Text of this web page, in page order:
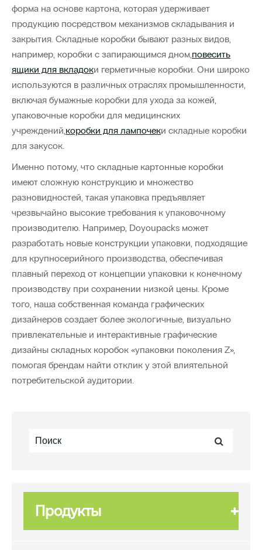
форма на основе картона, которая удерживает
продукцию посредством механизмов складывания и
закрытия. Складные коробки бывают разных видов,
например, коробки с запирающимся дном,повесить
ящики для вкладоки герметичные коробки. Они широко
используются в различных отраслях промышленности,
включая бумажные коробки для ухода за кожей,
упаковочные коробки для медицинских
учреждений,коробки для лампочеки складные коробки
для закусок.
Именно потому, что складные картонные коробки
имеют сложную конструкцию и множество
разновидностей, такая упаковка предъявляет
чрезвычайно высокие требования к упаковочному
производителю. Например, Doyoupacks может
разработать новые конструкции упаковки, подходящие
для крупносерийного производства, обеспечивая
плавный переход от концепции упаковки к конечному
производству при сохранении низкой цены. Кроме
того, наша собственная команда графических
дизайнеров создает более экологичные, визуально
привлекательные и интерактивные графические
дизайны складных коробок «упаковки поколения Z»,
помогая брендам найти отклик у этой влиятельной
потребительской аудитории.
Продукты